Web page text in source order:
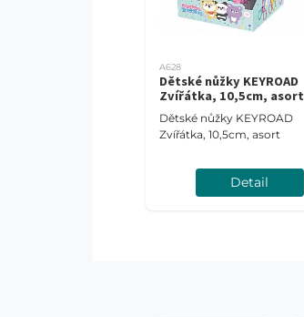
A628
Dětské nůžky KEYROAD
Zvířátka, 10,5cm, asort
Dětské nůžky KEYROAD
Zvířátka, 10,5cm, asort
Detail